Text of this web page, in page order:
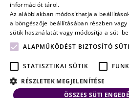
információt tárol.
Az alábbiakban módosíthatja a
a böngészője beállításában részben
sütik használatát vagy módosítja a süti
ALAPMŰKÖDÉST BIZTOSÍTÓ
STATISZTIKAI SÜTIK
RÉSZLETEK MEGJELENÍTÉSE
ÖSSZES SÜTI